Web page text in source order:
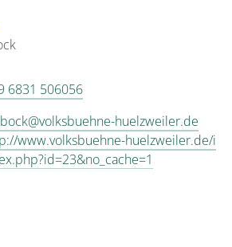
6831 506056
huelzweiler.de
www.volksbuehne-huelzweiler.de/i